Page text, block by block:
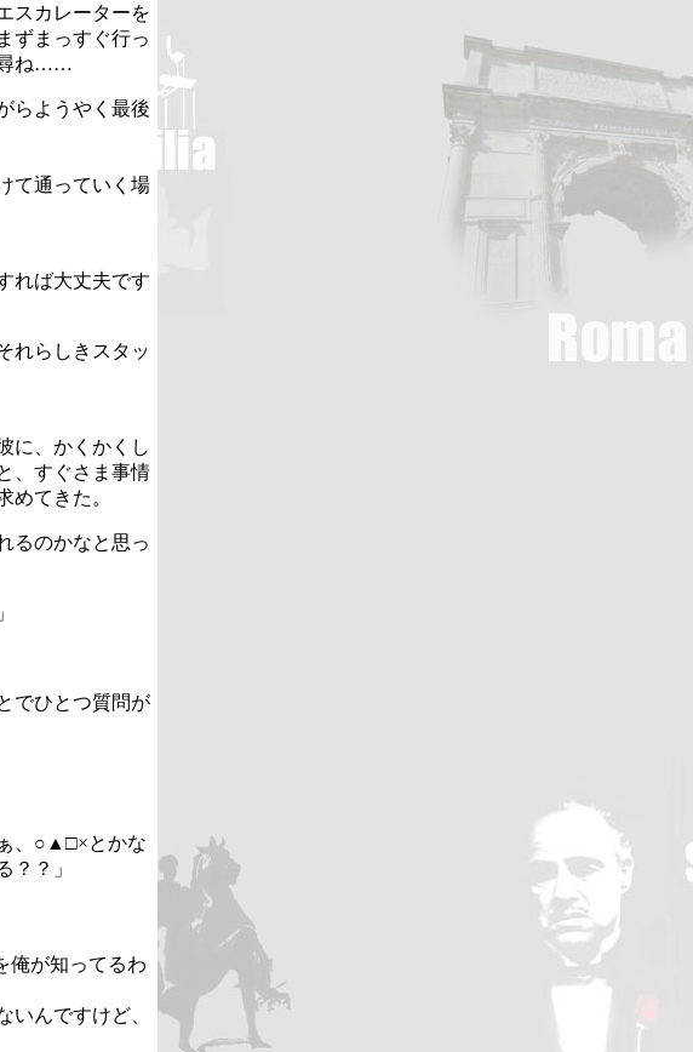
スカレーターを
ずまっすぐ行っ
尋ね……
らようやく最後
て通っていく場
れば大丈夫です
れらしきスタッ
に、かくかくし
、すぐさま事情
めてきた。
るのかなと思っ
でひとつ質問が
、○▲□×とかな
？？」
が知ってるわ
んですけど、